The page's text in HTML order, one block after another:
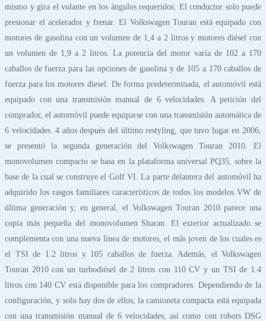
mismo y gira el volante en los ángulos requeridos. El conductor solo puede
presionar el acelerador y frenar. El Volkswagen Touran está equipado con
motores de gasolina con un volumen de 1,4 a 2 litros y motores diésel con
un volumen de 1,9 a 2 litros. La potencia del motor varía de 102 a 170
caballos de fuerza para las opciones de gasolina y de 105 a 170 caballos de
fuerza para los motores diesel. De forma predeterminada, el automóvil está
equipado con una transmisión manual de 6 velocidades. A petición del
comprador, el automóvil puede equiparse con una transmisión automática de
6 velocidades. 4 años después del último restyling, que tuvo lugar en 2006,
se presentó la segunda generación del Volkswagen Touran 2010. El
monovolumen compacto se basa en la plataforma universal PQ35, sobre la
base de la cual se construye el Golf VI. La parte delantera del automóvil ha
adquirido los rasgos familiares característicos de todos los modelos VW de
última generación y, en general, el Volkswagen Touran 2010 parece una
copia más pequeña del monovolumen Sharan. El exterior actualizado se
complementa con una nueva línea de motores, el más joven de los cuales es
el TSI de 1.2 litros y 105 caballos de fuerza. Además, el Volkswagen
Touran 2010 con un turbodiésel de 2 litros con 110 CV y un TSI de 1.4
litros con 140 CV está disponible para los compradores. Dependiendo de la
configuración, y solo hay dos de ellos, la camioneta compacta está equipada
con una transmisión manual de 6 velocidades, así como con robots DSG